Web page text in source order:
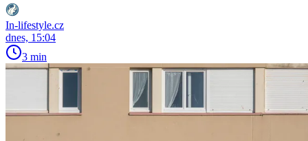
In-lifestyle.cz
dnes, 15:04
3 min